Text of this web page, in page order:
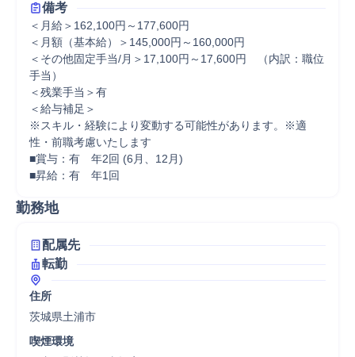
備考
＜月給＞162,100円～177,600円
＜月額（基本給）＞145,000円～160,000円
＜その他固定手当/月＞17,100円～17,600円　（内訳：職位
手当）
＜残業手当＞有
＜給与補足＞
※スキル・経験により変動する可能性があります。※適
性・前職考慮いたします
■賞与：有　年2回 (6月、12月)
■昇給：有　年1回
勤務地
配属先
転勤
住所
茨城県土浦市
喫煙環境